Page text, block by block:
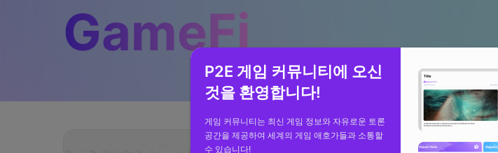
P2E 게임 커뮤니티에 오신
것을 환영합니다!
게임 커뮤니티는 최신 게임 정보와 자유로운 토론
공간을 제공하여 세계의 게임 애호가들과 소통할
수 있습니다!
GameFi